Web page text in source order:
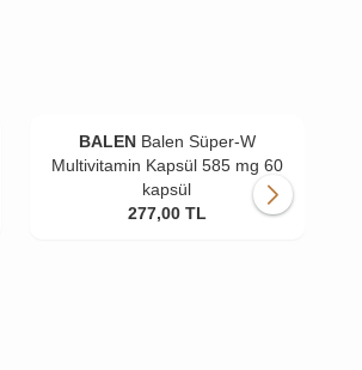
BALEN Balen Süper-W
Multivitamin Kapsül 585 mg 60
kapsül
277,00 TL